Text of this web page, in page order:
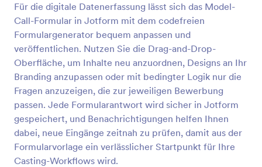
Für die digitale Datenerfassung lässt sich das Model-
Call-Formular in Jotform mit dem codefreien
Formulargenerator bequem anpassen und
veröffentlichen. Nutzen Sie die Drag-and-Drop-
Oberfläche, um Inhalte neu anzuordnen, Designs an Ihr
Branding anzupassen oder mit bedingter Logik nur die
Fragen anzuzeigen, die zur jeweiligen Bewerbung
passen. Jede Formularantwort wird sicher in Jotform
gespeichert, und Benachrichtigungen helfen Ihnen
dabei, neue Eingänge zeitnah zu prüfen, damit aus der
Formularvorlage ein verlässlicher Startpunkt für Ihre
Casting-Workflows wird.
Bewerbungsformular Für Modelaufträge
Sammeln Sie Bewerbungen für weibliche Models
online mit dem Modelbewerbung für Frauen
Formular und erleichtern Sie Agenturen, Castings
und Marken die Datenerfassung und Sichtung der
Formularantworten mit Jotform.
Go to Category:
Bewerbungsformulare